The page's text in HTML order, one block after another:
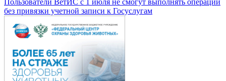
Пользователи ВетИС с 1 июля не смогут выполнять операции
без привязки учетной записи к Госуслугам